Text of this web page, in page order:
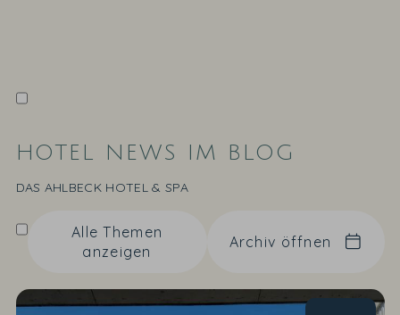
HOTEL NEWS IM BLOG
DAS AHLBECK HOTEL & SPA
Alle Themen
anzeigen
Archiv öffnen